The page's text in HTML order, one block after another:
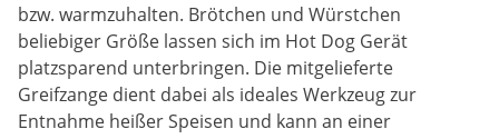
bzw. warmzuhalten. Brötchen und Würstchen
beliebiger Größe lassen sich im Hot Dog Gerät
platzsparend unterbringen. Die mitgelieferte
Greifzange dient dabei als ideales Werkzeug zur
Entnahme heißer Speisen und kann an einer